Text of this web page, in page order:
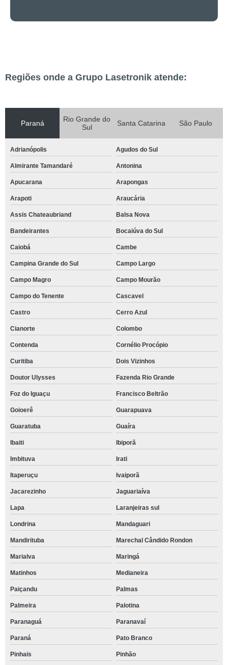
Regiões onde a Grupo Lasetronik atende:
Paraná
Rio Grande do
Sul
Santa Catarina São Paulo
Adrianópolis Agudos do Sul
Almirante Tamandaré Antonina
Apucarana Arapongas
Arapoti Araucária
Assis Chateaubriand Balsa Nova
Bandeirantes Bocaiúva do Sul
Caiobá Cambe
Campina Grande do Sul Campo Largo
Campo Magro Campo Mourão
Campo do Tenente Cascavel
Castro Cerro Azul
Cianorte Colombo
Contenda Cornélio Procópio
Curitiba Dois Vizinhos
Doutor Ulysses Fazenda Rio Grande
Foz do Iguaçu Francisco Beltrão
Goioerê Guarapuava
Guaratuba Guaíra
Ibaiti Ibiporã
Imbituva Irati
Itaperuçu Ivaiporã
Jacarezinho Jaguariaíva
Lapa Laranjeiras sul
Londrina Mandaguari
Mandirituba Marechal Cândido Rondon
Marialva Maringá
Matinhos Medianeira
Paiçandu Palmas
Palmeira Palotina
Paranaguá Paranavaí
Paraná Pato Branco
Pinhais Pinhão